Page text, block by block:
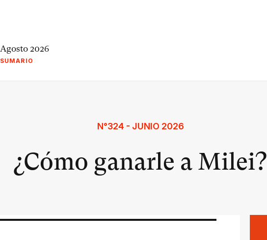
Agosto 2026
SUMARIO
N°324 - JUNIO 2026
¿Cómo ganarle a Milei?